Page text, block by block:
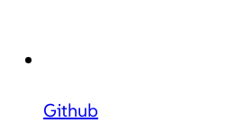
Github